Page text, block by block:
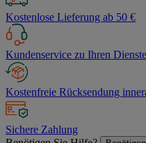
Kostenlose Lieferung ab 50 €
Kundenservice zu Ihren
Kostenfreie Rücksendung
Sichere Zahlung